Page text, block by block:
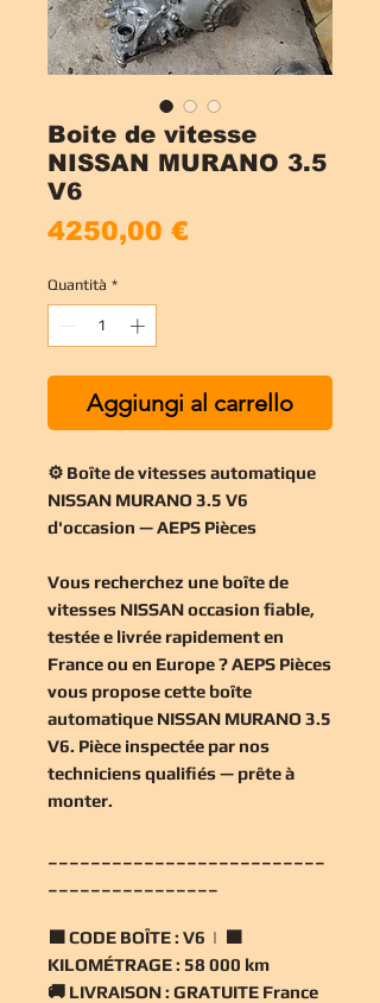
Boite de vitesse
NISSAN MURANO 3.5
V6
4250,00 €
Quantità *
Aggiungi al carrello
⚙️ Boîte de vitesses automatique
NISSAN MURANO 3.5 V6
d'occasion — AEPS Pièces
Vous recherchez une boîte de
vitesses NISSAN occasion fiable,
testée e livrée rapidement en
France ou en Europe ? AEPS Pièces
vous propose cette boîte
automatique NISSAN MURANO 3.5
V6. Pièce inspectée par nos
techniciens qualifiés — prête à
monter.
🟧CODE BOÎTE : V6 | 🟧
KILOMÉTRAGE : 58 000 km
🚚 LIVRAISON : GRATUITE France